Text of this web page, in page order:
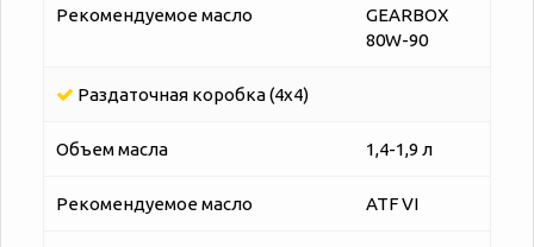
Рекомендуемое масло
GEARBOX
80W-90
Раздаточная коробка (4x4)
Объем масла 1,4-1,9 л
Рекомендуемое масло ATF VI